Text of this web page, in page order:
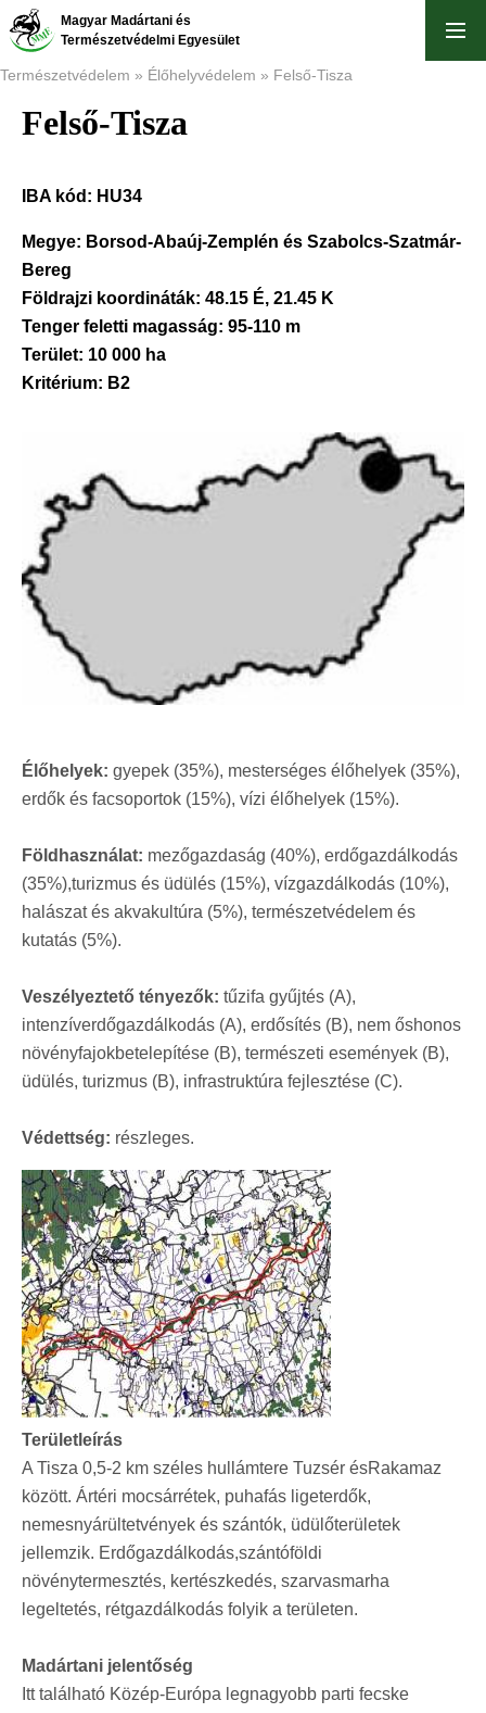
Ugrás
tartalomra
Magyar Madártani és
Természetvédelmi Egyesület
Morzsa
Természetvédelem Élőhelyvédelem Felső-Tisza
Felső-Tisza
IBA kód: HU34
Megye: Borsod-Abaúj-Zemplén és Szabolcs-Szatmár-
Bereg
Földrajzi koordináták: 48.15 É, 21.45 K
Tenger feletti magasság: 95-110 m
Terület: 10 000 ha
Kritérium: B2
Élőhelyek: gyepek (35%), mesterséges élőhelyek (35%),
erdők és facsoportok (15%), vízi élőhelyek (15%).
Földhasználat: mezőgazdaság (40%), erdőgazdálkodás
(35%),turizmus és üdülés (15%), vízgazdálkodás (10%),
halászat és akvakultúra (5%), természetvédelem és
kutatás (5%).
Veszélyeztető tényezők: tűzifa gyűjtés (A),
intenzíverdőgazdálkodás (A), erdősítés (B), nem őshonos
növényfajokbetelepítése (B), természeti események (B),
üdülés, turizmus (B), infrastruktúra fejlesztése (C).
Védettség: részleges.
Területleírás
A Tisza 0,5-2 km széles hullámtere Tuzsér ésRakamaz
között. Ártéri mocsárrétek, puhafás ligeterdők,
nemesnyárültetvények és szántók, üdülőterületek
jellemzik. Erdőgazdálkodás,szántóföldi
növénytermesztés, kertészkedés, szarvasmarha
legeltetés, rétgazdálkodás folyik a területen.
Madártani jelentőség
Itt található Közép-Európa legnagyobb parti fecske